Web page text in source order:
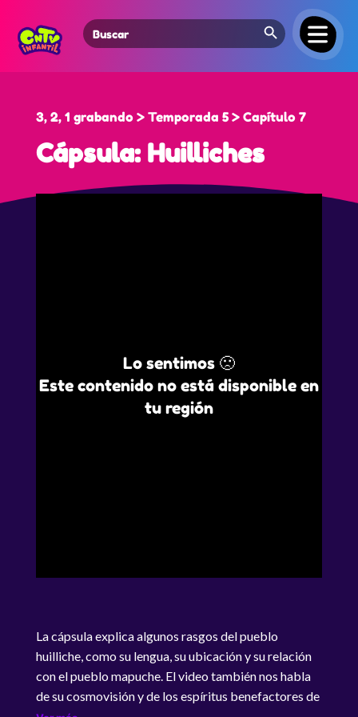
Search
for:
Search Button
3, 2, 1 grabando > Temporada 5 > Capítulo 7
Cápsula: Huilliches
Lo sentimos 🙁
Este contenido no está disponible en
tu región
La cápsula explica algunos rasgos del pueblo
huilliche, como su lengua, su ubicación y su relación
con el pueblo mapuche. El video también nos habla
de su cosmovisión y de los espíritus benefactores de